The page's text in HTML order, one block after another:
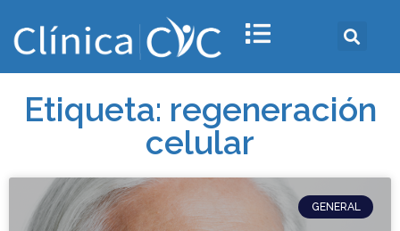
Etiqueta: regeneración
celular
GENERAL